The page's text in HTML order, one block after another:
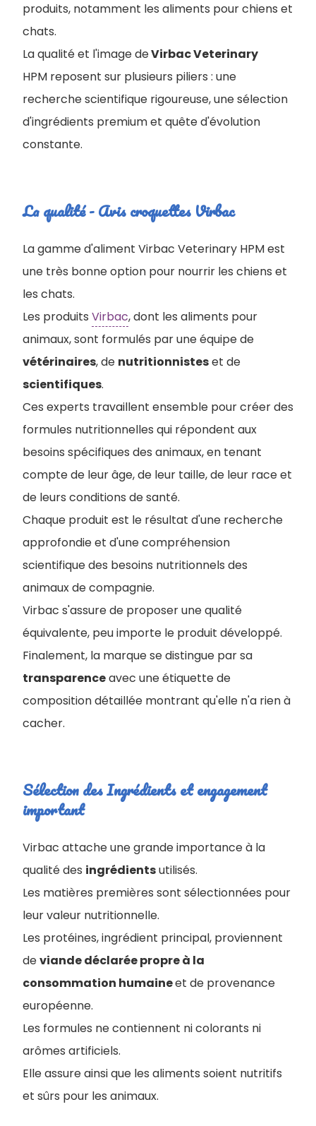
produits, notamment les aliments pour chiens et
chats.
La qualité et l'image deVirbac Veterinary
HPM reposent sur plusieurs piliers : une
recherche scientifique rigoureuse, une sélection
d'ingrédients premium et quête d'évolution
constante.
La qualité - Avis croquettes Virbac
La gamme d'aliment Virbac Veterinary HPM est
une très bonne option pour nourrir les chiens et
les chats.
Les produits Virbac, dont les aliments pour
animaux, sont formulés par une équipe de
vétérinaires, de nutritionnisteset de
scientifiques.
Ces experts travaillent ensemble pour créer des
formules nutritionnelles qui répondent aux
besoins spécifiques des animaux, en tenant
compte de leur âge, de leur taille, de leur race et
de leurs conditions de santé.
Chaque produit est le résultat d'une recherche
approfondie et d'une compréhension
scientifique des besoins nutritionnels des
animaux de compagnie.
Virbac s'assure de proposer une qualité
équivalente, peu importe le produit développé.
Finalement, la marque se distingue par sa
transparenceavec une étiquette de
composition détaillée montrant qu'elle n'a rien à
cacher.
Sélection des Ingrédients et engagement
important
Virbac attache une grande importance à la
qualité des ingrédientsutilisés.
Les matières premières sont sélectionnées pour
leur valeur nutritionnelle.
Les protéines, ingrédient principal, proviennent
deviande déclarée propre à la
consommation humaineet de provenance
européenne.
Les formules ne contiennent ni colorants ni
arômes artificiels.
Elle assure ainsi que les aliments soient nutritifs
et sûrs pour les animaux.